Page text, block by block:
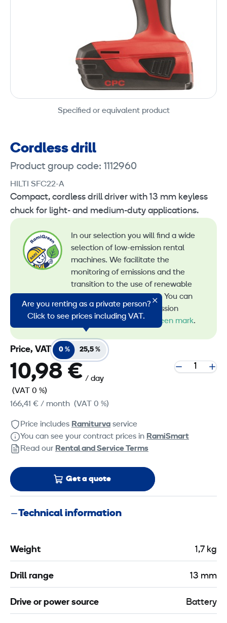
Specified or equivalent product
Cordless drill
Product group code: 1112960
HILTI SFC22-A
Compact, cordless drill driver with 13 mm keyless
chuck for light- and medium-duty applications.
In our selection you will find a wide
selection of low-emission rental
machines. We facilitate the
monitoring of emissions and the
transition to the use of renewable
energy in machine rental. You can
recognize all our low-emission
machines by theRamiGreen mark.
Are you renting as a private person?
Click to see prices including VAT.
Price, VAT 0 % 25,5 %
10,98 € / day
(VAT 0 %)
166,41 € / month (VAT 0 %)
Price includes Ramiturva service
You can see your contract prices in RamiSmart
Read our Rental and Service Terms
Get a quote
Technical information
Weight 1,7 kg
Drill range 13 mm
Drive or power source Battery